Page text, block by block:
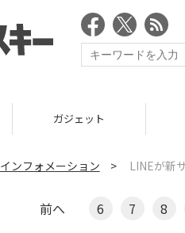
ガジェット
インフォメーション > LINEが新
前へ 6 7 8